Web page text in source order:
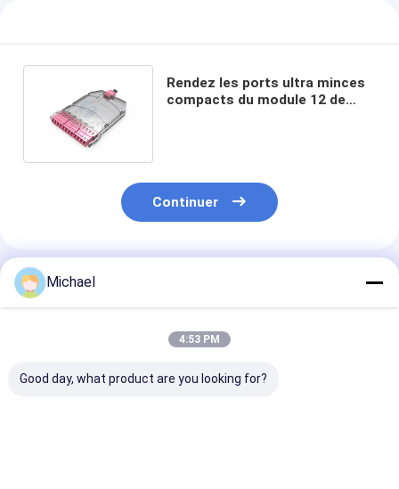
Rendez les ports ultra minces
compacts du module 12 de
Continuer
Produits Recommandés
Michael
4:53 PM
Good day, what product are you looking for?